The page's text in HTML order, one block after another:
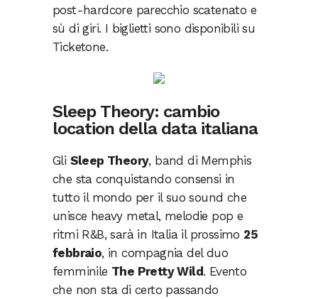
post-hardcore parecchio scatenato e
sù di giri. I biglietti sono disponibili su
Ticketone.
Sleep Theory: cambio
location della data italiana
Gli Sleep Theory, band di Memphis
che sta conquistando consensi in
tutto il mondo per il suo sound che
unisce heavy metal, melodie pop e
ritmi R&B, sarà in Italia il prossimo 25
febbraio, in compagnia del duo
femminile The Pretty Wild. Evento
che non sta di certo passando